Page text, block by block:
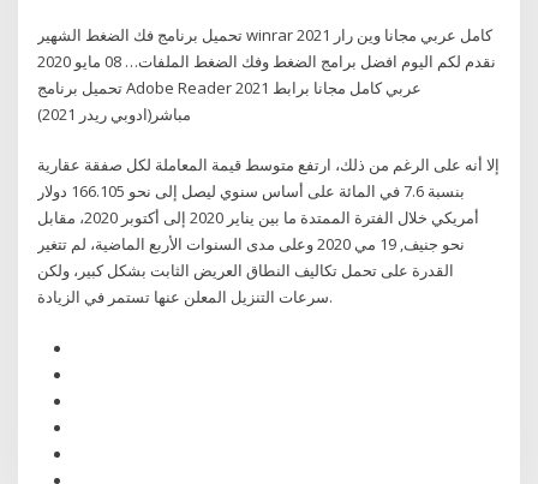
تحميل برنامج فك الضغط الشهير winrar 2021 كامل عربي مجانا وين رار
نقدم لكم اليوم افضل برامج الضغط وفك الضغط الملفات… 08 مايو 2020
تحميل برنامج Adobe Reader 2021 عربي كامل مجانا برابط
مباشر(ادوبي ريدر 2021)
إلا أنه على الرغم من ذلك، ارتفع متوسط قيمة المعاملة لكل صفقة عقارية
بنسبة 7.6 في المائة على أساس سنوي ليصل إلى نحو 166.105 دولار
أمريكي خلال الفترة الممتدة ما بين يناير 2020 إلى أكتوبر 2020، مقابل
نحو جنيف, 19 مي 2020 وعلى مدى السنوات الأربع الماضية، لم تتغير
القدرة على تحمل تكاليف النطاق العريض الثابت بشكل كبير، ولكن
سرعات التنزيل المعلن عنها تستمر في الزيادة.